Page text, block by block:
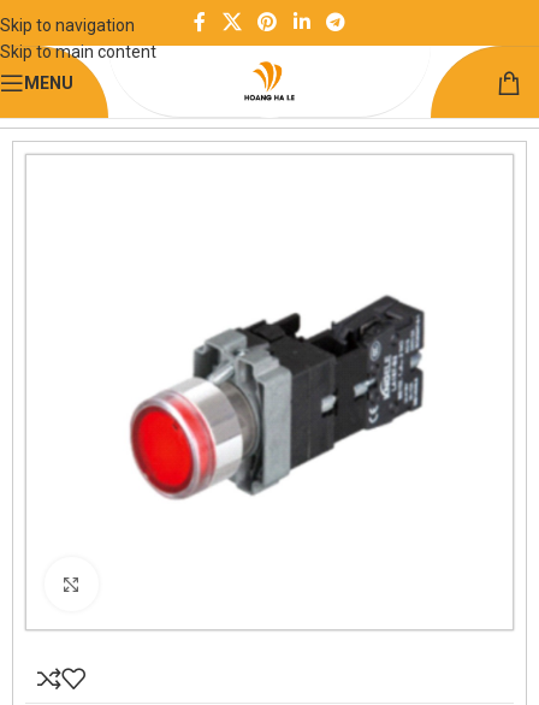
Skip to navigation
Skip to main content
MENU
Trang chủ
Điện và điều khiển Công tắc nút nhấn